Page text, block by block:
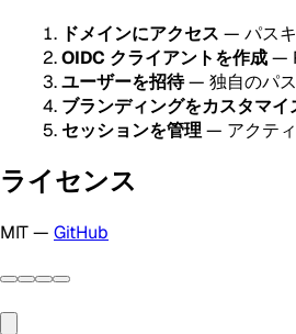
ドメインにアクセス — パス
OIDC クライアントを作成—
ユーザーを招待— 独自のパス
ブランディングをカスタマイ
セッションを管理 — アクテ
ライセンス
MIT — GitHub